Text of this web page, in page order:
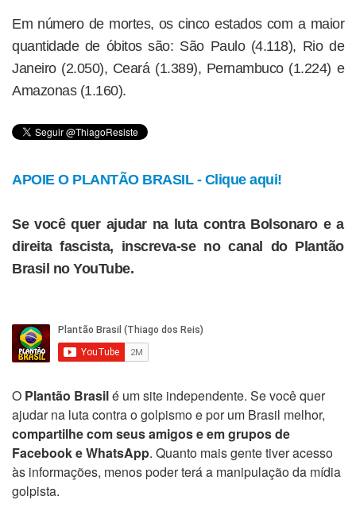
Em número de mortes, os cinco estados com a maior
quantidade de óbitos são: São Paulo (4.118), Rio de
Janeiro (2.050), Ceará (1.389), Pernambuco (1.224) e
Amazonas (1.160).
APOIE O PLANTÃO BRASIL - Clique aqui!
Se você quer ajudar na luta contra Bolsonaro e a
direita fascista, inscreva-se no canal do Plantão
Brasil no YouTube.
O Plantão Brasilé um site independente. Se você quer
ajudar na luta contra o golpismo e por um Brasil melhor,
compartilhe com seus amigos e em grupos de
Facebook e WhatsApp. Quanto mais gente tiver acesso
às informações, menos poder terá a manipulação da mídia
golpista.